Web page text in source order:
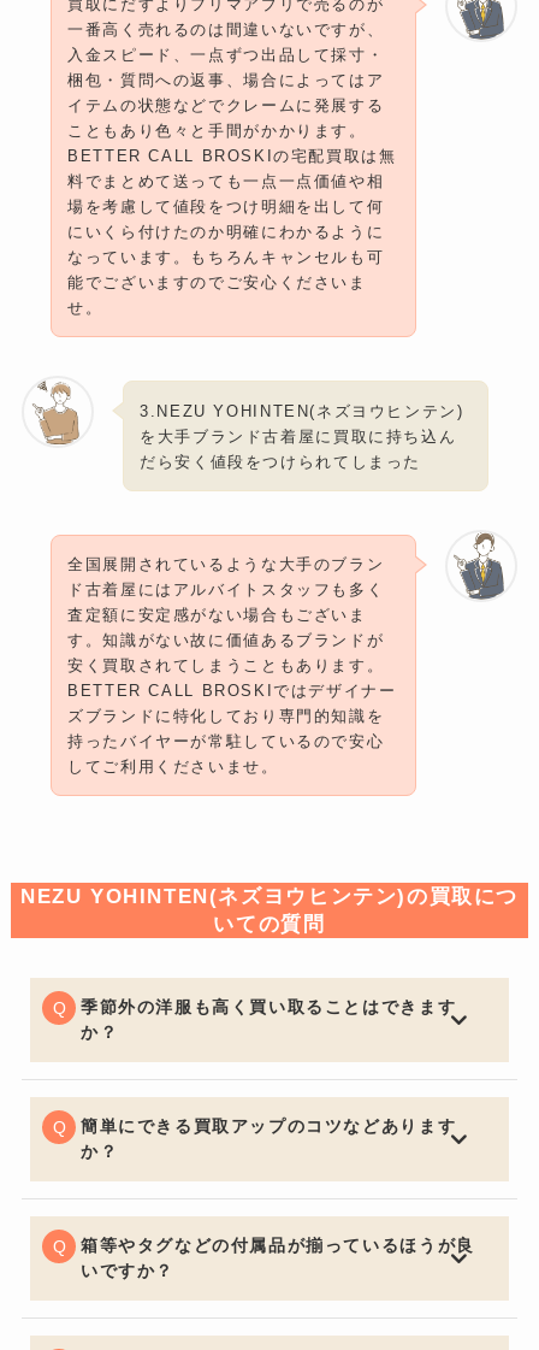
買取にだすよりフリマアプリで売るのが
一番高く売れるのは間違いないですが、
入金スピード、一点ずつ出品して採寸・
梱包・質問への返事、場合によってはア
イテムの状態などでクレームに発展する
こともあり色々と手間がかかります。
BETTER CALL BROSKIの宅配買取は無
料でまとめて送っても一点一点価値や相
場を考慮して値段をつけ明細を出して何
にいくら付けたのか明確にわかるように
なっています。もちろんキャンセルも可
能でございますのでご安心くださいま
せ。
3.NEZU YOHINTEN(ネズヨウヒンテン)
を大手ブランド古着屋に買取に持ち込ん
だら安く値段をつけられてしまった
全国展開されているような大手のブラン
ド古着屋にはアルバイトスタッフも多く
査定額に安定感がない場合もございま
す。知識がない故に価値あるブランドが
安く買取されてしまうこともあります。
BETTER CALL BROSKIではデザイナー
ズブランドに特化しており専門的知識を
持ったバイヤーが常駐しているので安心
してご利用くださいませ。
NEZU YOHINTEN(ネズヨウヒンテン)の買取につ
いての質問
季節外の洋服も高く買い取ることはできます
か？
となる場合がございますが、BETTER CALL BROSKIで
は季節問わず精一杯の価格でお買取りさせていただきま
す。
簡単にできる買取アップのコツなどあります
か？
いくら流行の品やブランド品であっても、汚れていると
査定額は下がってしまいます。見た目はとても大切なポ
イントです。
箱等やタグなどの付属品が揃っているほうが良
いですか？
ッグの場合は保管用の布袋など付属品があると信頼性も